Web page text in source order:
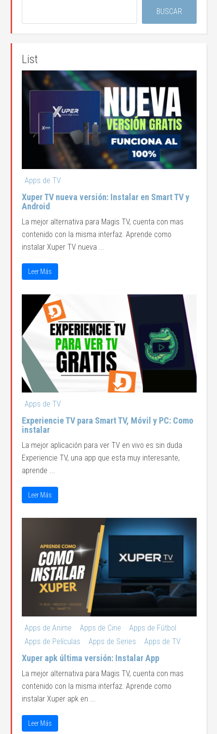
BUSCAR
List
Apps de TV
Xuper TV nueva versión: Instalar en Smart TV y
Android
La mejor alternativa para Magis TV, cuenta con mas
contenido con la misma interfaz. Aprende como
instalar Xuper TV nueva ...
Leer Más
Apps de TV
Experiencie TV para Smart TV, Móvil y PC: Como
instalar
La mejor aplicación para ver TV en vivo es sin duda
Experiencie TV, una app que esta muy interesante,
aprende ...
Leer Más
Apps de Anime Apps de Cine
Apps de Fútbol
Apps de Películas
Apps de Series Apps de TV
Xuper apk última versión: Instalar App
La mejor alternativa para Magis TV, cuenta con mas
contenido con la misma interfaz. Aprende como
instalar Xuper apk en ...
Leer Más